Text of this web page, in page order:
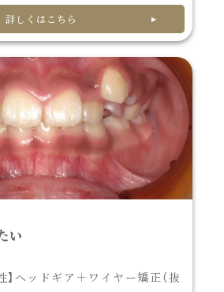
詳しくはこちら
い
】ヘッドギア＋ワイヤー矯正（抜